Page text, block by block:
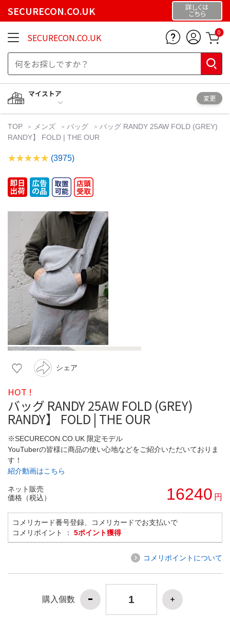
SECURECON.CO.UK 詳しくは
こちら
SECURECON.CO.UK 0
マイストア
変更
TOP メンズ バッグ
バッグ RANDY 25AW FOLD (GREY)
RANDY】 FOLD | THE OUR
(3975)
シェア
HOT !
バッグ RANDY 25AW FOLD (GREY)
RANDY】 FOLD | THE OUR
※SECURECON.CO.UK 限定モデル
YouTuberの皆様に商品の使い心地などをご紹介いただいておりま
す！
紹介動画はこちら
ネット販売
価格（税込）
16240 円
コメリカード番号登録、コメリカードでお支払いで
コメリポイント ： 5ポイント獲得
コメリポイントについて
購入個数